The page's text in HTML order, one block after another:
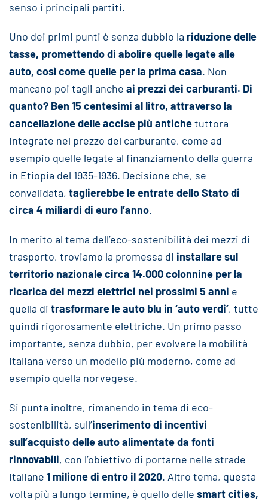
senso i principali partiti.
Uno dei primi punti è senza dubbio la riduzione delle
tasse, promettendo di abolire quelle legate alle
auto, così come quelle per la prima casa. Non
mancano poi tagli anche ai prezzi dei carburanti. Di
quanto? Ben 15 centesimi al litro, attraverso la
cancellazione delle accise più antichetuttora
integrate nel prezzo del carburante, come ad
esempio quelle legate al finanziamento della guerra
in Etiopia del 1935-1936. Decisione che, se
convalidata, taglierebbe le entrate dello Stato di
circa 4 miliardi di euro l’anno.
In merito al tema dell’eco-sostenibilità dei mezzi di
trasporto, troviamo la promessa di installare sul
territorio nazionale circa 14.000 colonnine per la
ricarica dei mezzi elettrici nei prossimi 5 anni e
quella di trasformare le auto blu in ‘auto verdi’, tutte
quindi rigorosamente elettriche. Un primo passo
importante, senza dubbio, per evolvere la mobilità
italiana verso un modello più moderno, come ad
esempio quella norvegese.
Si punta inoltre, rimanendo in tema di eco-
sostenibilità, sull’inserimento di incentivi
sull’acquisto delle auto alimentate da fonti
rinnovabili, con l’obiettivo di portarne nelle strade
italiane 1 milione di entro il 2020. Altro tema, questa
volta più a lungo termine, è quello delle smart cities,